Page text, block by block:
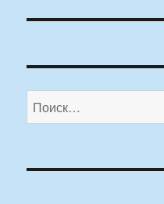
Искать: